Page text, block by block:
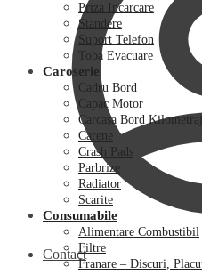
Contact
Priza Incarcare
Standere
Suport Telefon
Toba Evacuare
Caroserie
Cadru Bord
Capac Motor
Carcasa Bord Kilometraj
Carene
Crash Pads
Parbrize
Radiator
Scarite
Consumabile
Alimentare Combustibil
Filtre
Franare – Discuri,